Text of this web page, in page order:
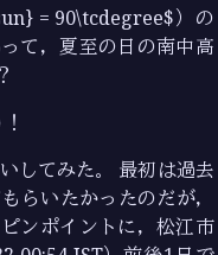
= 90\tcdegree$）の
て，夏至の日の南中高
してみた。 最初は過去
らいたかったのだが，
ンポイントに，松江市